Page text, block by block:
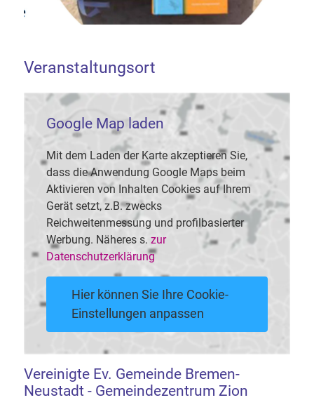
Veranstaltungsort
Google Map laden
Mit dem Laden der Karte akzeptieren Sie,
dass die Anwendung Google Maps beim
Aktivieren von Inhalten Cookies auf Ihrem
Gerät setzt, z.B. zwecks
Reichweitenmessung und profilbasierter
Werbung. Näheres s. zur
Datenschutzerklärung
Hier können Sie Ihre Cookie-
Einstellungen anpassen
Vereinigte Ev. Gemeinde Bremen-
Neustadt - Gemeindezentrum Zion